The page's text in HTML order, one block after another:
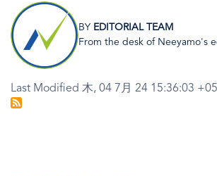
画
像
BY EDITORIAL TEAM
From the desk of Neeyamo's
Last Modified 木, 04 7月 24 15:36:03